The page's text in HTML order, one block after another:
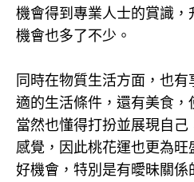
機會得到專業人士的賞識，
機會也多了不少。
同時在物質生活方面，也
適的生活條件，還有美食，
當然也懂得打扮並展現自
感覺，因此桃花運也更為
好機會，特別是有曖昧關係